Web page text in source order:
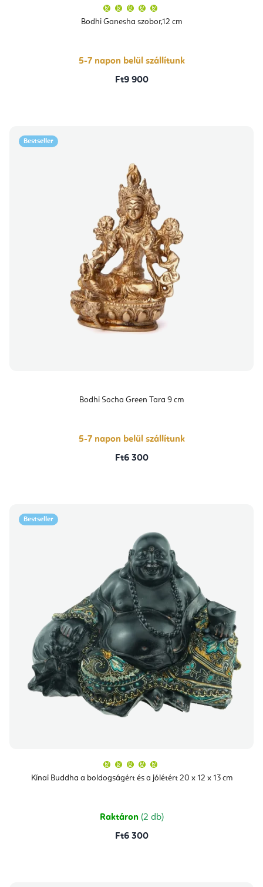
Bodhi Ganesha szobor,12 cm
átlagos
értékelése
csillag.
5-7 napon belül szállítunk
Ft9 900
Bestseller
Bodhi Socha Green Tara 9 cm
5-7 napon belül szállítunk
Ft6 300
Bestseller
Kínai Buddha a boldogságért és a jólétért 20 x 12 x 13 cm
átlagos
értékelése
csillag.
Raktáron (2 db)
Ft6 300